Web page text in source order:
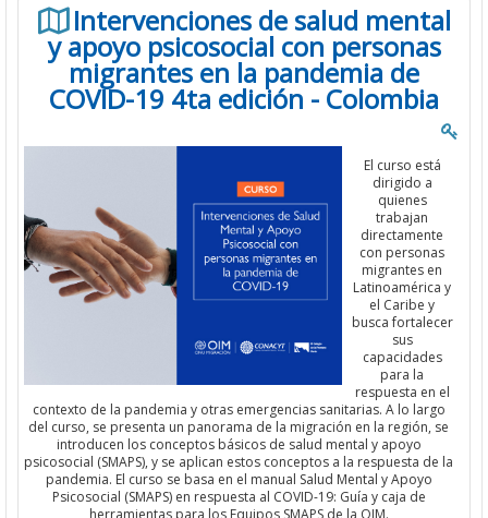
Intervenciones de salud mental
y apoyo psicosocial con personas
migrantes en la pandemia de
COVID-19 4ta edición - Colombia
El curso está
dirigido a
quienes
trabajan
directamente
con personas
migrantes en
Latinoamérica y
el Caribe y
busca fortalecer
sus
capacidades
para la
respuesta en el
contexto de la pandemia y otras emergencias sanitarias. A lo largo
del curso, se presenta un panorama de la migración en la región, se
introducen los conceptos básicos de salud mental y apoyo
psicosocial (SMAPS), y se aplican estos conceptos a la respuesta de la
pandemia. El curso se basa en el manual Salud Mental y Apoyo
Psicosocial (SMAPS) en respuesta al COVID-19: Guía y caja de
herramientas para los Equipos SMAPS de la OIM.